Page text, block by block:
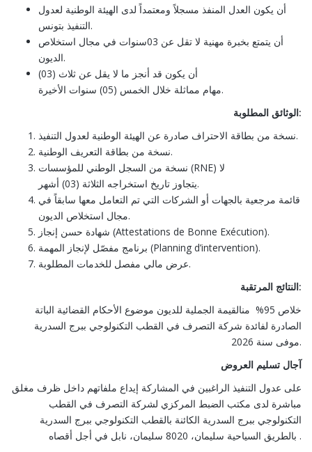
أن يكون العدل المنفذ مسجلاً ومعتمداً لدى الهيئة الوطنية لعدول
التنفيذ بتونس.
أن يتمتع بخبرة مهنية لا تقل عن 03سنوات في مجال استخلاص
الديون.
أن يكون قد أنجز ما لا يقل عن ثلاث (03)
مهام مماثلة خلال الخمس (05) سنوات الأخيرة.
الوثائق المطلوبة:
نسخة من بطاقة الاحتراف صادرة عن الهيئة الوطنية لعدول التنفيذ.
نسخة من بطاقة التعريف الوطنية.
نسخة من السجل الوطني للمؤسسات (RNE) لا
يتجاوز تاريخ استخراجه الثلاثة (03) أشهر.
قائمة مرجعية بالجهات أو الشركات التي تم التعامل معها سابقاً في
مجال استخلاص الديون.
شهادة حسن إنجاز (Attestations de Bonne Exécution).
برنامج مفصّل لإنجاز المهمة (Planning d’intervention).
عرض مالي مفصل للخدمات المطلوبة.
النتائج المرتقبة:
خلاص 95% منالقيمة الجملية للديون موضوع الأحكام القضائية الباتة
الصادرة لفائدة شركة التصرف في القطب التكنولوجي ببرج السدرية
موفى سنة 2026.
آجال تسليم العروض
على عدول التنفيذ الراغبين في المشاركة إيداع ملفاتهم داخل ظرف مغلق
مباشرة لدى مكتب الضبط المركزي لشركة التصرف في القطب
التكنولوجي ببرج السدرية الكائنة بالقطب التكنولوجي ببرج السدرية
بالطريق السياحية سليمان، 8020 سليمان، نابل في أجل أقصاه .